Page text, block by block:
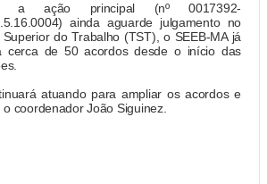
a ação principal (nº 0017392-
ainda aguarde julgamento no
Superior do Trabalho (TST), o SEEB-MA já
cerca de 50 acordos desde o início das
atuando para ampliar os acordos e
coordenador João Siguinez.